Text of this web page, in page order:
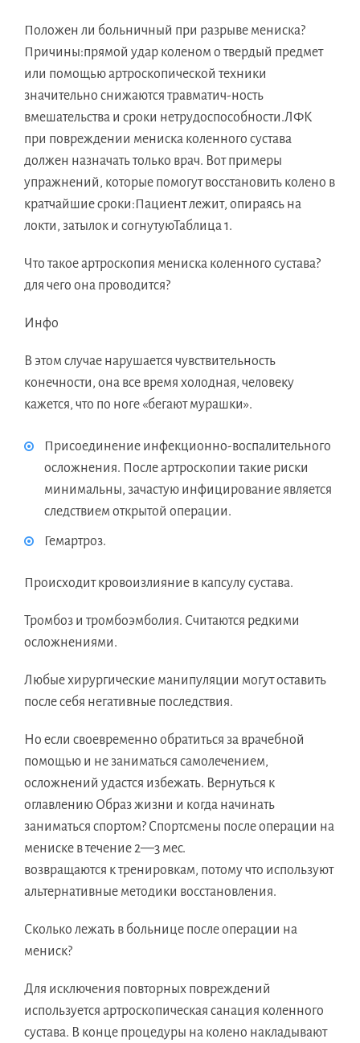
Положен ли больничный при разрыве мениска?
Причины:прямой удар коленом о твердый предмет
или помощью артроскопической техники
значительно снижаются травматич-ность
вмешательства и сроки нетрудоспособности.ЛФК
при повреждении мениска коленного сустава
должен назначать только врач. Вот примеры
упражнений, которые помогут восстановить колено в
кратчайшие сроки:Пациент лежит, опираясь на
локти, затылок и согнутуюТаблица 1.
Что такое артроскопия мениска коленного сустава?
для чего она проводится?
Инфо
В этом случае нарушается чувствительность
конечности, она все время холодная, человеку
кажется, что по ноге «бегают мурашки».
Присоединение инфекционно-воспалительного
осложнения. После артроскопии такие риски
минимальны, зачастую инфицирование является
следствием открытой операции.
Гемартроз.
Происходит кровоизлияние в капсулу сустава.
Тромбоз и тромбоэмболия. Считаются редкими
осложнениями.
Любые хирургические манипуляции могут оставить
после себя негативные последствия.
Но если своевременно обратиться за врачебной
помощью и не заниматься самолечением,
осложнений удастся избежать. Вернуться к
оглавлению Образ жизни и когда начинать
заниматься спортом? Спортсмены после операции на
мениске в течение 2—3 мес.
возвращаются к тренировкам, потому что используют
альтернативные методики восстановления.
Сколько лежать в больнице после операции на
мениск?
Для исключения повторных повреждений
используется артроскопическая санация коленного
сустава. В конце процедуры на колено накладывают